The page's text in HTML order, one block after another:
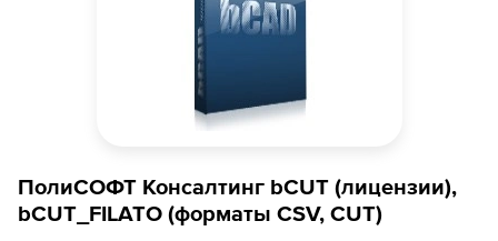
ПолиСОФТ Консалтинг bCUT (лицензии),
bCUT_FILATO (форматы CSV, CUT)